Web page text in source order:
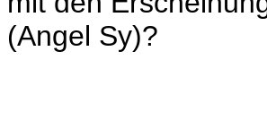
(Angel Sy)?